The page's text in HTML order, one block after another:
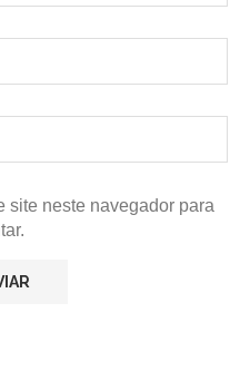
site neste navegador para